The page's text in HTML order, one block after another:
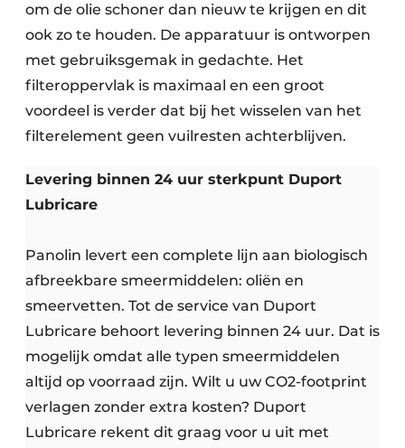
om de olie schoner dan nieuw te krijgen en dit
ook zo te houden. De apparatuur is ontworpen
met gebruiksgemak in gedachte. Het
filteroppervlak is maximaal en een groot
voordeel is verder dat bij het wisselen van het
filterelement geen vuilresten achterblijven.
Levering binnen 24 uur sterkpunt Duport
Lubricare
Panolin levert een complete lijn aan biologisch
afbreekbare smeermiddelen: oliën en
smeervetten. Tot de service van Duport
Lubricare behoort levering binnen 24 uur. Dat is
mogelijk omdat alle typen smeermiddelen
altijd op voorraad zijn. Wilt u uw CO2-footprint
verlagen zonder extra kosten? Duport
Lubricare rekent dit graag voor u uit met